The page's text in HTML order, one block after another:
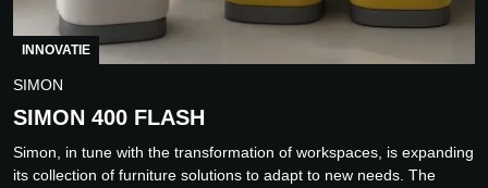
INNOVATIE
SIMON
SIMON 400 FLASH
Simon, in tune with the transformation of workspaces, is expanding
its collection of furniture solutions to adapt to new needs. The